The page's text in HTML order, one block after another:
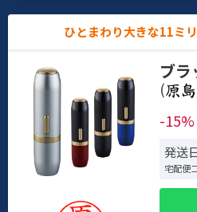
ひとまわり大きな11ミ
ブ
(
-15%
発送
宅配便